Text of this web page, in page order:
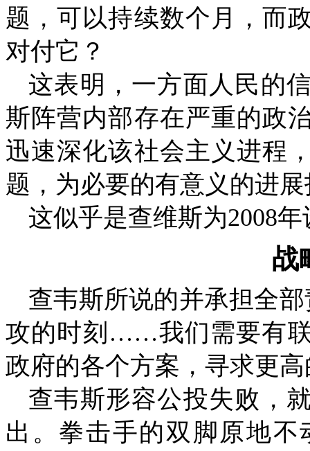
题，可以持续数个月，而
对付它？
这表明，一方面人民的
斯阵营内部存在严重的政
迅速深化该社会主义进程
题，为必要的有意义的进
这似乎是查维斯为2008年
战
查韦斯所说的并承担全
攻的时刻……我们需要有
政府的各个方案，寻求更
查韦斯形容公投失败，
出。拳击手的双脚原地